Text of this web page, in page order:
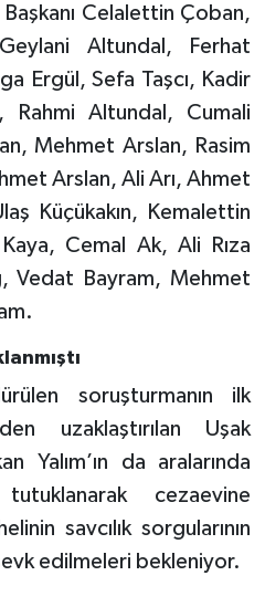
Celalettin Çoban,
Altundal, Ferhat
Ergül, Sefa Taşcı, Kadir
Rahmi Altundal, Cumali
Mehmet Arslan, Rasim
Arslan, Ali Arı, Ahmet
Küçükakın, Kemalettin
Cemal Ak, Ali Rıza
Vedat Bayram, Mehmet
soruşturmanın ilk
uzaklaştırılan Uşak
Yalım’ın da aralarında
cezaevine
savcılık sorgularının
edilmeleri bekleniyor.